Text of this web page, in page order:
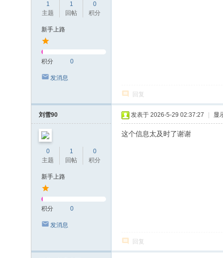
1
主题
1
回帖
0
积分
新手上路
积分 0
发消息
回复
刘雪90
0
主题
1
回帖
0
积分
新手上路
积分 0
发消息
发表于 2026-5-29 02:37:27 显
这个信息太及时了谢谢
回复